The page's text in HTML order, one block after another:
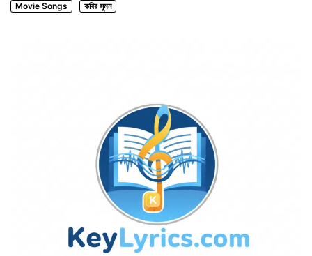
Movie Songs কবির সুমন